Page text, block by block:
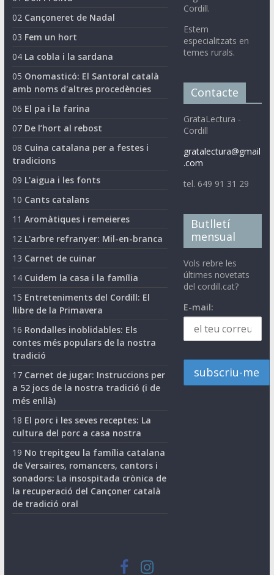
02 Cançoneret de Nadal
03 Fem un hort
04 La cobla i la sardana
05 Onomasticó: El Santoral català
amb noms d'altres procedències
06 El pa i la farina
07 De l’hort al rebost
08 Cuina catalana per a festes i
tradicions
09 L'aigua i les fonts
10 Cants catalans
11 Aromàtiques i remeieres
12 L'arbre refranyer: Mil-en-branca
13 Carnet de cuinar
14 Cuidem la casa i la família
15 Entreteniments del Cordill: El
llibre de la Primavera
16 Rondalles inoblidables: Els
contes més populars de la nostra
tradició
17 Carnet de jugar: Instruccions per
a 52 jocs de la nostra tradició (i de
més enllà)
18 El porc i les seves receptes: La
cultura del porc a casa nostra
19 No trepitgeu la família catalana
de Versaires, romancers, cantors i
sonadors: La insospitada crònica de
la recuperació del Cançoner català
de tradició oral
Cordill.
Estem
especialitzats en
temes rurals.
Contacte
GrataLectura -
Cordill
gratalectura@gmail
.com
tel. 649 91 31 29
Butlletí
mensual
Vols rebre les
últimes novetats
del cordill.cat?
E-mail: